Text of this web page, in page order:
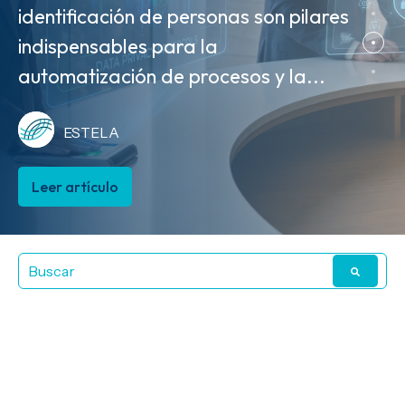
Leer artículo
identificación de personas son pilares
indispensables para la
automatización de procesos y la...
ESTELA
Leer artículo
MVE cierran el círculo de la
trazabilidad comercial. A partir del 1
de agosto de 2026, la MVE...
ESTELA
Leer artículo